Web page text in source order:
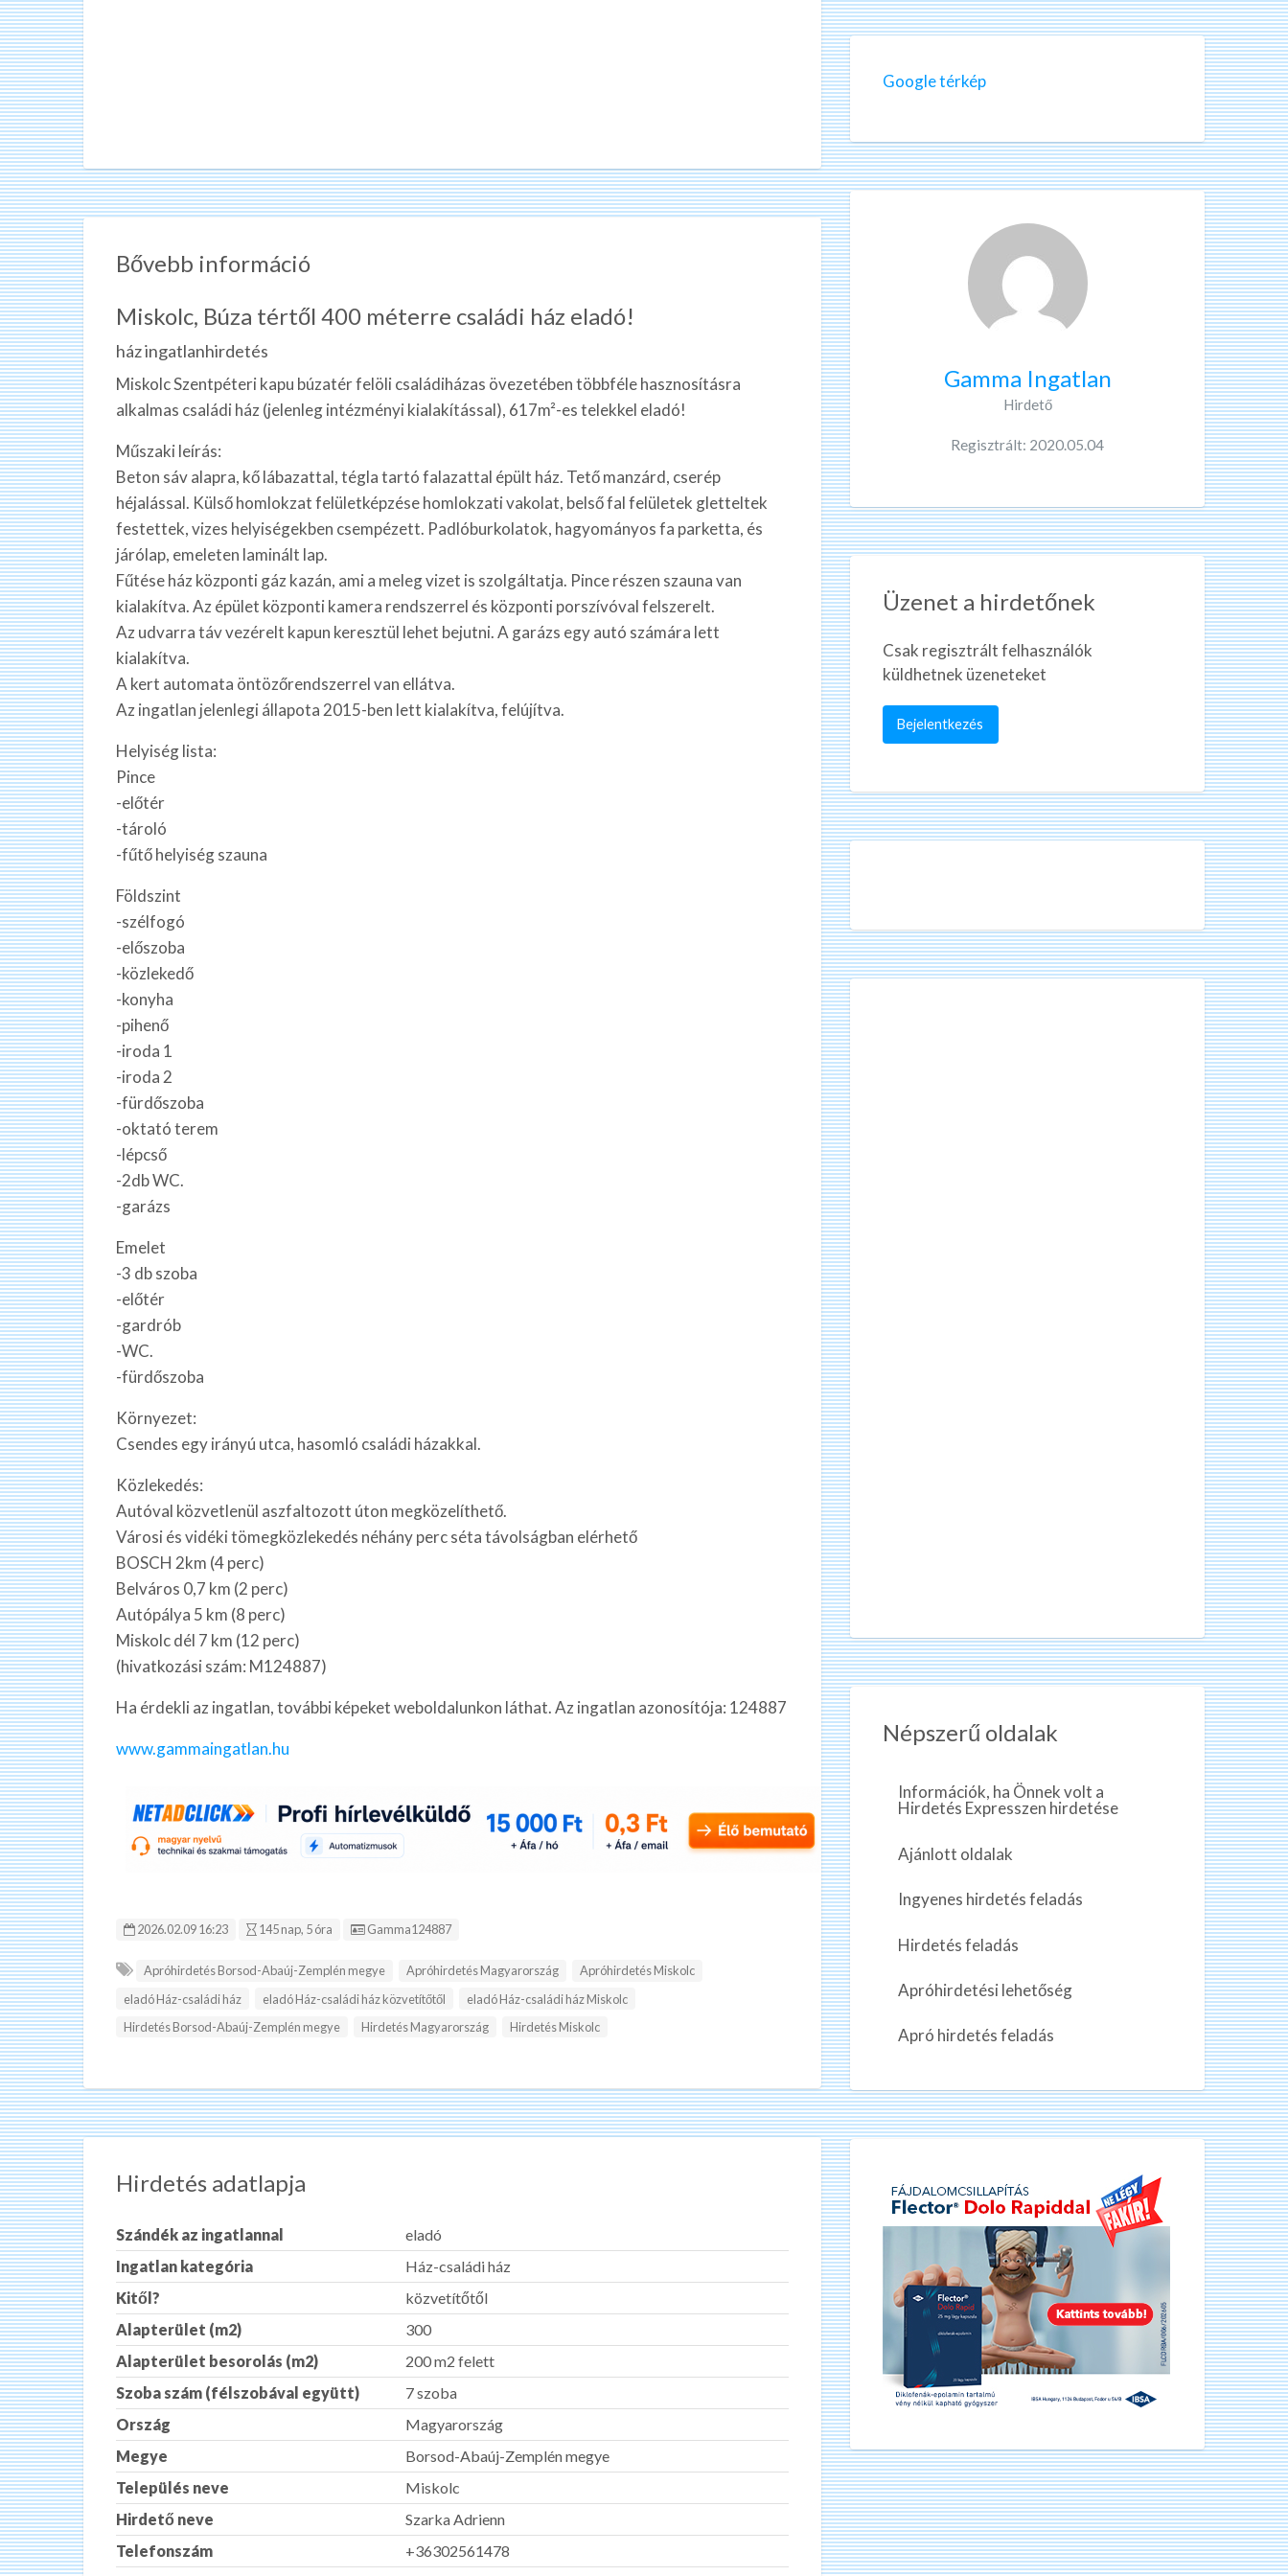
Bővebb információ
Miskolc, Búza tértől 400 méterre családi ház eladó!
ház ingatlanhirdetés
Miskolc Szentpéteri kapu búzatér felöli családiházas övezetében többféle hasznosításra
alkalmas családi ház (jelenleg intézményi kialakítással), 617m²-es telekkel eladó!
Műszaki leírás:
Beton sáv alapra, kő lábazattal, tégla tartó falazattal épült ház. Tető manzárd, cserép
héjalással. Külső homlokzat felületképzése homlokzati vakolat, belső fal felületek gletteltek
festettek, vizes helyiségekben csempézett. Padlóburkolatok, hagyományos fa parketta, és
járólap, emeleten laminált lap.
Fűtése ház központi gáz kazán, ami a meleg vizet is szolgáltatja. Pince részen szauna van
kialakítva. Az épület központi kamera rendszerrel és központi porszívóval felszerelt.
Az udvarra táv vezérelt kapun keresztül lehet bejutni. A garázs egy autó számára lett
kialakítva.
A kert automata öntözőrendszerrel van ellátva.
Az ingatlan jelenlegi állapota 2015-ben lett kialakítva, felújítva.
Helyiség lista:
Pince
-előtér
-tároló
-fűtő helyiség szauna
Földszint
-szélfogó
-előszoba
-közlekedő
-konyha
-pihenő
-iroda 1
-iroda 2
-fürdőszoba
-oktató terem
-lépcső
-2db WC.
-garázs
Emelet
-3 db szoba
-előtér
-gardrób
-WC.
-fürdőszoba
Környezet:
Csendes egy irányú utca, hasomló családi házakkal.
Közlekedés:
Autóval közvetlenül aszfaltozott úton megközelíthető.
Városi és vidéki tömegközlekedés néhány perc séta távolságban elérhető
BOSCH 2km (4 perc)
Belváros 0,7 km (2 perc)
Autópálya 5 km (8 perc)
Miskolc dél 7 km (12 perc)
(hivatkozási szám: M124887)
Ha érdekli az ingatlan, további képeket weboldalunkon láthat. Az ingatlan azonosítója: 124887
www.gammaingatlan.hu
2026.02.09 16:23 145 nap, 5 óra Hirdetés ID:
Gamma124887
Apróhirdetés Borsod-Abaúj-Zemplén megye Apróhirdetés Magyarország
Apróhirdetés Miskolc
eladó Ház-családi ház
eladó Ház-családi ház közvetítőtől
eladó Ház-családi ház Miskolc
Hirdetés Borsod-Abaúj-Zemplén megye
Hirdetés Magyarország Hirdetés Miskolc
Hirdetés adatlapja
Szándék az ingatlannal
eladó
Ingatlan kategória
Ház-családi ház
Kitől?
közvetítőtől
Alapterület (m2)
300
Alapterület besorolás (m2)
200 m2 felett
Szoba szám (félszobával együtt)
7 szoba
Ország
Magyarország
Megye
Borsod-Abaúj-Zemplén megye
Település neve
Miskolc
Hirdető neve
Szarka Adrienn
Telefonszám
+36302561478
Google térkép
Gamma Ingatlan
Hirdető
Regisztrált: 2020.05.04
Üzenet a hirdetőnek
Csak regisztrált felhasználók
küldhetnek üzeneteket
Bejelentkezés
Népszerű oldalak
Információk, ha Önnek volt a
Hirdetés Expresszen hirdetése
Ajánlott oldalak
Ingyenes hirdetés feladás
Hirdetés feladás
Apróhirdetési lehetőség
Apró hirdetés feladás